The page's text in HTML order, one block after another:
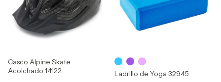
Casco Alpine Skate
Acolchado 14122
Ladrillo de Yoga 32945